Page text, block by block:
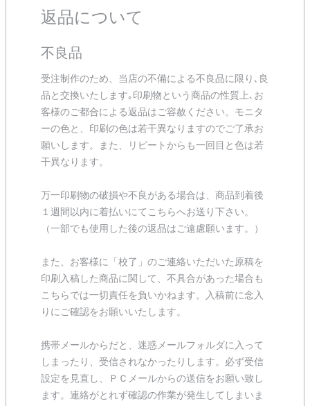
返品について
不良品
受注制作のため、当店の不備による不良品に限り､良
品と交換いたします｡印刷物という商品の性質上､お
客様のご都合による返品はご容赦ください。モニタ
ーの色と、印刷の色は若干異なりますのでご了承お
願いします。また、リピートからも一回目と色は若
干異なります。
万一印刷物の破損や不良がある場合は、商品到着後
１週間以内に着払いにてこちらへお送り下さい。
（一部でも使用した後の返品はご遠慮願います。）
また、お客様に「校了」のご連絡いただいた原稿を
印刷入稿した商品に関して、不具合があった場合も
こちらでは一切責任を負いかねます。入稿前に念入
りにご確認をお願いいたします。
携帯メールからだと、迷惑メールフォルダに入って
しまったり、受信されなかったりします。必ず受信
設定を見直し、ＰＣメールからの送信をお願い致し
ます。連絡がとれず確認の作業が発生してしまいま